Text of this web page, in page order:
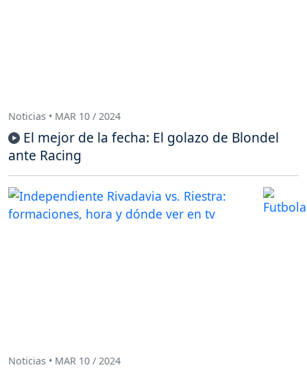
Noticias • MAR 10 / 2024
El mejor de la fecha: El golazo de Blondel
ante Racing
Noticias • MAR 10 / 2024